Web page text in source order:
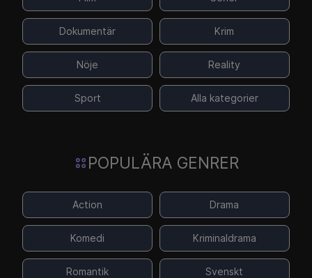
Dokumentär Krim
Nöje Reality
Sport Alla kategorier
POPULÄRA GENRER
Action Drama
Komedi Kriminaldrama
Romantik Svenskt